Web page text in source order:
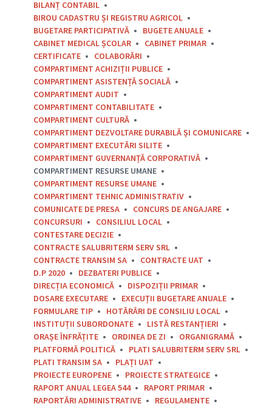
BILANȚ CONTABIL
BIROU CADASTRU ȘI REGISTRU AGRICOL
BUGETARE PARTICIPATIVĂ
BUGETE ANUALE
CABINET MEDICAL ȘCOLAR
CABINET PRIMAR
CERTIFICATE
COLABORĂRI
COMPARTIMENT ACHIZIȚII PUBLICE
COMPARTIMENT ASISTENȚĂ SOCIALĂ
COMPARTIMENT AUDIT
COMPARTIMENT CONTABILITATE
COMPARTIMENT CULTURĂ
COMPARTIMENT DEZVOLTARE DURABILĂ ȘI COMUNICARE
COMPARTIMENT EXECUTĂRI SILITE
COMPARTIMENT GUVERNANȚĂ CORPORATIVĂ
COMPARTIMENT RESURSE UMANE
COMPARTIMENT RESURSE UMANE
COMPARTIMENT TEHNIC ADMINISTRATIV
COMUNICATE DE PRESA
CONCURS DE ANGAJARE
CONCURSURI
CONSILIUL LOCAL
CONTESTARE DECIZIE
CONTRACTE SALUBRITERM SERV SRL
CONTRACTE TRANSIM SA
CONTRACTE UAT
D.P 2020
DEZBATERI PUBLICE
DIRECȚIA ECONOMICĂ
DISPOZIȚII PRIMAR
DOSARE EXECUTARE
EXECUȚII BUGETARE ANUALE
FORMULARE TIP
HOTĂRÂRI DE CONSILIU LOCAL
INSTITUȚII SUBORDONATE
LISTĂ RESTANȚIERI
ORAȘE ÎNFRĂȚITE
ORDINEA DE ZI
ORGANIGRAMĂ
PLATFORMĂ POLITICĂ
PLATI SALUBRITERM SERV SRL
PLATI TRANSIM SA
PLAȚI UAT
PROIECTE EUROPENE
PROIECTE STRATEGICE
RAPORT ANUAL LEGEA 544
RAPORT PRIMAR
RAPORTĂRI ADMINISTRATIVE
REGULAMENTE